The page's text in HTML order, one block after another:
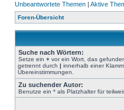
Unbeantwortete Themen | Aktive
Foren-Übersicht
Suche nach Wörtern:
Setze ein + vor ein Wort, das
getrennt durch | innerhalb einer
Übereinstimmungen.
Zu suchender Autor:
Benutze ein * als Platzhalter für